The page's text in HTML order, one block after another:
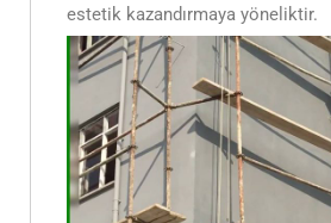
estetik kazandırmaya yöneliktir.